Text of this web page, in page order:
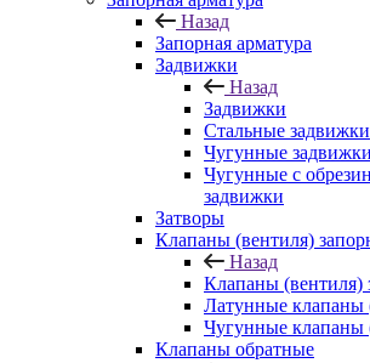
Назад
Запорная арматура
Задвижки
Назад
Задвижки
Стальные задвижки
Чугунные задвижки
Чугунные с
задвижки
Затворы
Клапаны (вентиля)
Назад
Клапаны (вентиля)
Латунные клапаны
Чугунные клапаны
Клапаны обратные